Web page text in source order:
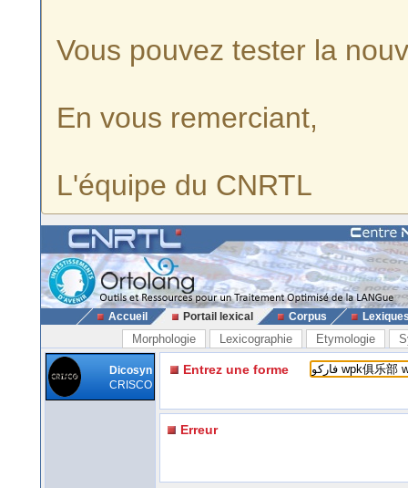
Vous pouvez tester la
En vous remerciant,
L'équipe du CNRTL
Accueil Portail lexical Corpus
Morphologie Lexicographie Etymologie
Dicosyn
CRISCO
Entrez une forme
Erreur